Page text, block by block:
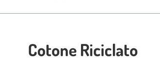
Cotone Riciclato